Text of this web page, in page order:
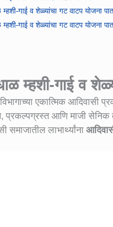
म्हशी-गाई व शेळ्यांचा गट वाटप योजना
म्हशी-गाई व शेळ्यांचा गट वाटप योजना
म्हशी-गाई व
एकात्मिक आदिवासी
आणि माजी सेनिक
समाजातील लाभार्थ्यांना